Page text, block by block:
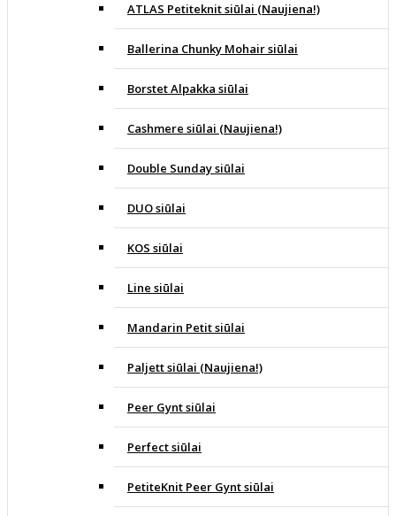
ATLAS Petiteknit siūlai (Naujiena!)
Ballerina Chunky Mohair siūlai
Borstet Alpakka siūlai
Cashmere siūlai (Naujiena!)
Double Sunday siūlai
DUO siūlai
KOS siūlai
Line siūlai
Mandarin Petit siūlai
Paljett siūlai (Naujiena!)
Peer Gynt siūlai
Perfect siūlai
PetiteKnit Peer Gynt siūlai